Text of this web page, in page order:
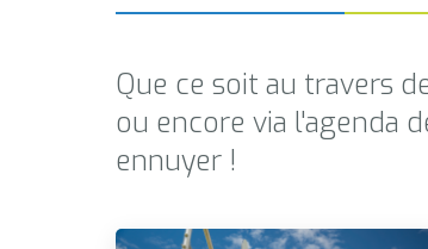
Que ce soit au travers
ou encore via l'agenda
ennuyer !